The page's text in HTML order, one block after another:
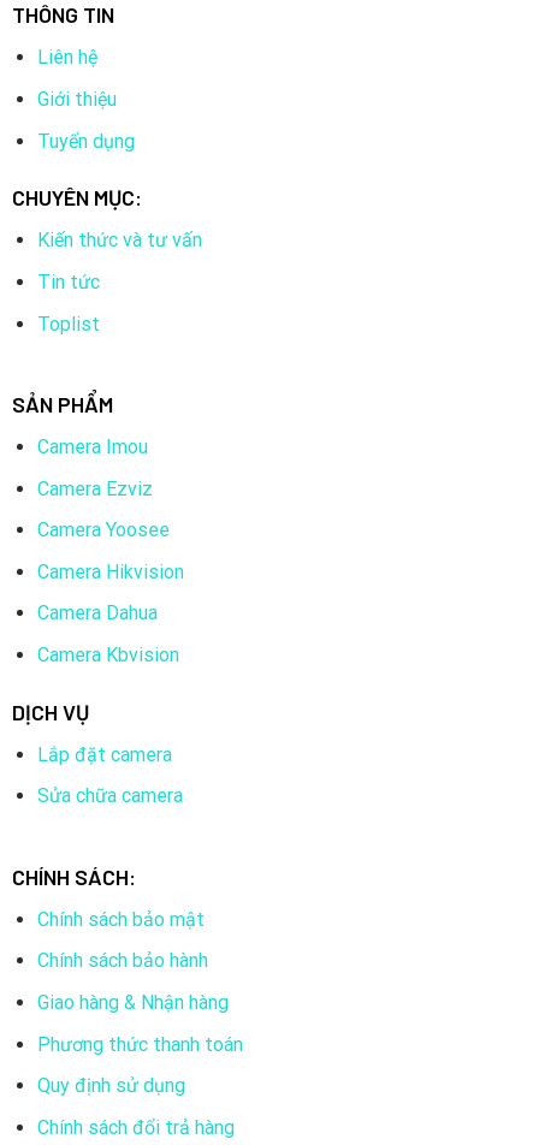
THÔNG TIN
Liên hệ
Giới thiệu
Tuyển dụng
CHUYÊN MỤC:
Kiến thức và tư vấn
Tin tức
Toplist
SẢN PHẨM
Camera Imou
Camera Ezviz
Camera Yoosee
Camera Hikvision
Camera Dahua
Camera Kbvision
DỊCH VỤ
Lắp đặt camera
Sửa chữa camera
CHÍNH SÁCH:
Chính sách bảo mật
Chính sách bảo hành
Giao hàng & Nhận hàng
Phương thức thanh toán
Quy định sử dụng
Chính sách đổi trả hàng